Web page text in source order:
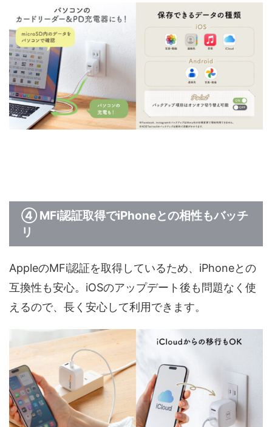
④ MFi認証取得でiPhoneとの相性もバッチ
リ
AppleのMFi認証を取得しているため、iPhoneとの
互換性も安心。iOSのアップデート後も問題なく使
えるので、長く安心して利用できます。